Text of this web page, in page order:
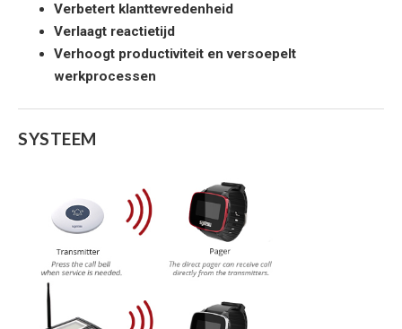
Verbetert klanttevredenheid
Verlaagt reactietijd
Verhoogt productiviteit en versoepelt
werkprocessen
SYSTEEM